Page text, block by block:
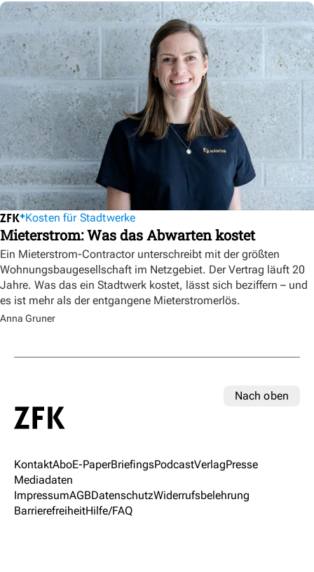
Kosten für Stadtwerke
Mieterstrom: Was das Abwarten kostet
Ein Mieterstrom-Contractor unterschreibt mit der größten
Wohnungsbaugesellschaft im Netzgebiet. Der Vertrag läuft 20
Jahre. Was das ein Stadtwerk kostet, lässt sich beziffern – und
es ist mehr als der entgangene Mieterstromerlös.
Anna Gruner
Nach oben
KontaktAboE-PaperBriefingsPodcastVerlagPresse
Mediadaten
ImpressumAGBDatenschutzWiderrufsbelehrung
BarrierefreiheitHilfe/FAQ